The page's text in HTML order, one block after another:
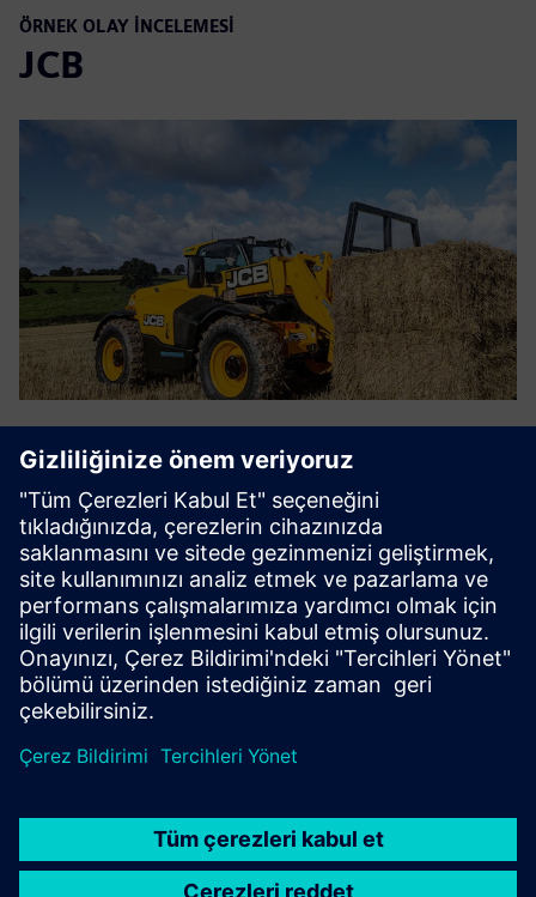
ÖRNEK OLAY INCELEMESI
JCB
Heavyweight manufacturer drives
digitalization
Şirket: JCB
Endüstri: Heavy equipment
Konum: Rocester, United Kingdom
Siemens Yazılımı: Geolus, NX, PLM Open, Teamcenter